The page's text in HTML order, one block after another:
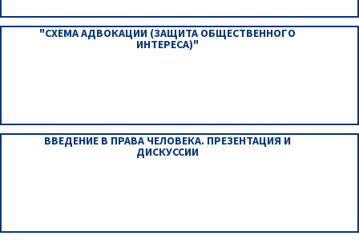
"СХЕМА АДВОКАЦИИ (ЗАЩИТА ОБЩЕСТВЕННОГО
ИНТЕРЕСА)"
ВВЕДЕНИЕ В ПРАВА ЧЕЛОВЕКА. ПРЕЗЕНТАЦИЯ И
ДИСКУССИИ